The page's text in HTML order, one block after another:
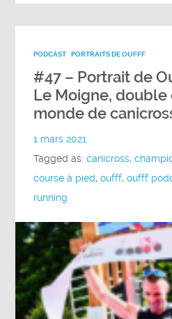
PODCAST PORTRAITS DE OUFFF
#47 – Portrait de
Le Moigne,
monde de
1 mars 2021
Tagged as:canicross,
course à pied,oufff,oufff
running